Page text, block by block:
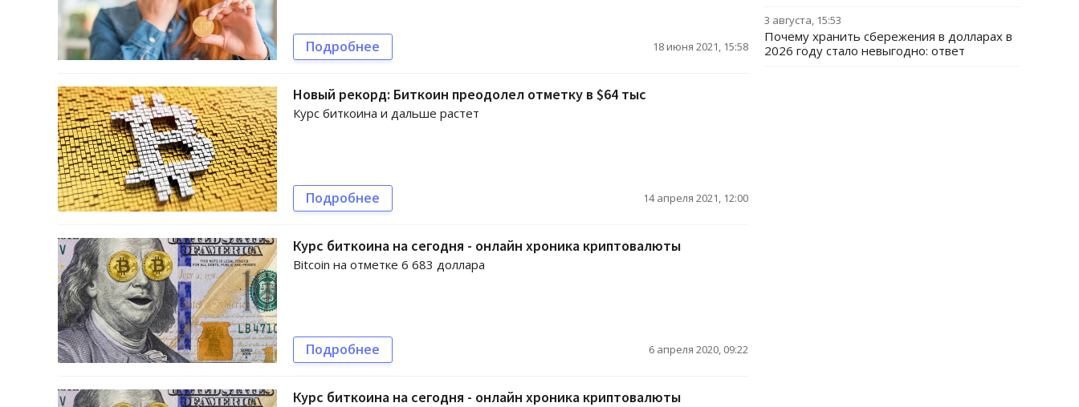
Подробнее 18 июня 2021, 15:58
Новый рекорд: Биткоин преодолел отметку в $64 тыс
Курс биткоина и дальше растет
Подробнее 14 апреля 2021, 12:00
Курс биткоина на сегодня - онлайн хроника криптовалюты
Bitcoin на отметке 6 683 доллара
Подробнее 6 апреля 2020, 09:22
Курс биткоина на сегодня - онлайн хроника криптовалюты
3 августа, 15:53
Почему хранить сбережения в долларах в
2026 году стало невыгодно: ответ